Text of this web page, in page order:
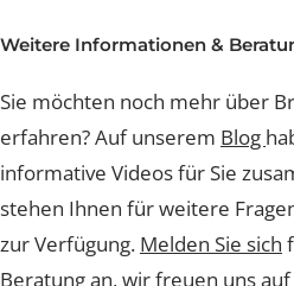
unserer Patientinnen zeigt:
und O für eine reibungslose
Brustvergrösserung. Mit
Weitere Informationen &
Sie möchten noch mehr über